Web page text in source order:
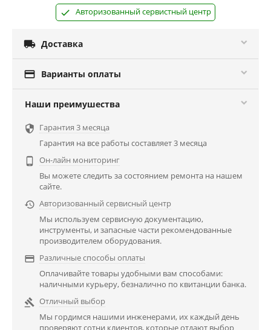
Авторизованный сервистный центр
 Доставка
 Варианты оплаты
Наши преимушества
 Гарантия 3 месяца
Гарантия на все работы составляет 3 месяца

Он-лайн мониторинг
Вы можете следить за состоянием ремонта на нашем
сайте.
 Авторизованный сервисный центр
Мы используем сервисную документацию,
инструменты, и запасные части рекомендованные
производителем оборудования.
 Различные способы оплаты
Оплачивайте товары удобными вам способами:
наличными курьеру, безналично по квитанции банка.
 Отличный выбор
Мы гордимся нашими инженерами, их каждый день
проверяют сотни клиентов, которые отдают выбор